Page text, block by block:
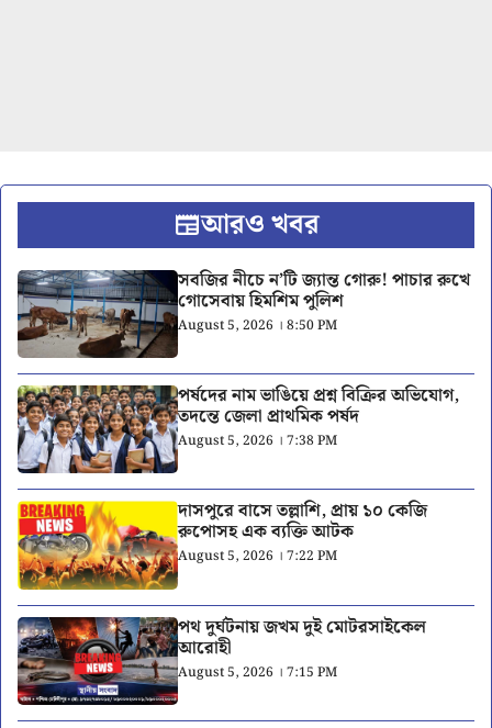
আরও খবর
সবজির নীচে ন’টি জ্যান্ত গোরু! পাচার রুখে
গোসেবায় হিমশিম পুলিশ
August 5, 2026 । 8:50 PM
পর্ষদের নাম ভাঙিয়ে প্রশ্ন বিক্রির অভিযোগ,
তদন্তে জেলা প্রাথমিক পর্ষদ
August 5, 2026 । 7:38 PM
দাসপুরে বাসে তল্লাশি, প্রায় ১০ কেজি
রুপোসহ এক ব্যক্তি আটক
August 5, 2026 । 7:22 PM
পথ দুর্ঘটনায় জখম দুই মোটরসাইকেল
আরোহী
August 5, 2026 । 7:15 PM